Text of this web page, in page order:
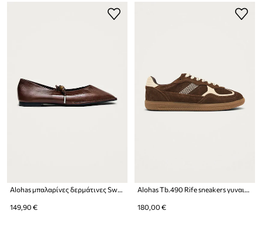
149,90 € 180,00 €